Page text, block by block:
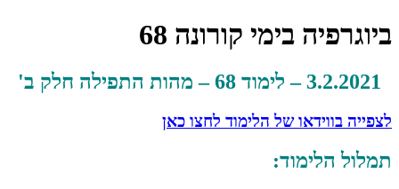
ביוגרפיה בימי קורונה 68
3.2.2021 – לימוד 68 – מהות התפילה חלק ב'
לצפייה בווידאו של הלימוד לחצו כאן
תמלול הלימוד: